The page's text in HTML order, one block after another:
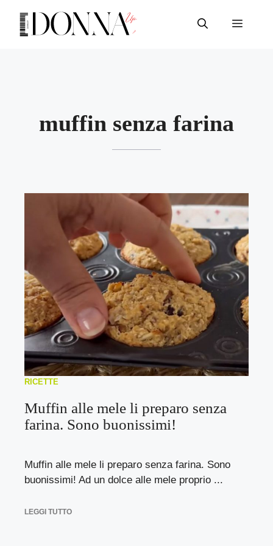
contenuto
Menu
muffin senza farina
RICETTE
Muffin alle mele li preparo senza
farina. Sono buonissimi!
Muffin alle mele li preparo senza farina. Sono
buonissimi! Ad un dolce alle mele proprio ...
LEGGI TUTTO